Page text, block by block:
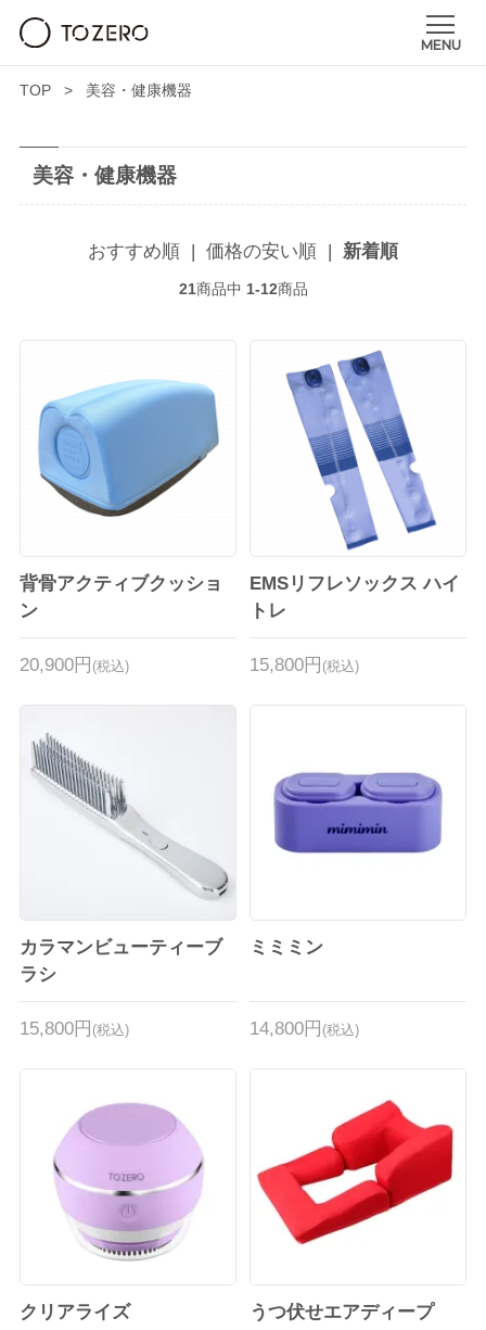
TOP 美容・健康機器
美容・健康機器
おすすめ順 価格の安い順 新着順
21商品中 1-12商品
背骨アクティブクッショ
ン
20,900円 (税込)
EMSリフレソックス ハイ
トレ
15,800円 (税込)
カラマンビューティーブ
ラシ
15,800円 (税込)
ミミミン
14,800円 (税込)
クリアライズ うつ伏せエアディープ